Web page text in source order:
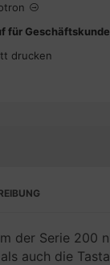
für
drucken
der Serie 200
auch die